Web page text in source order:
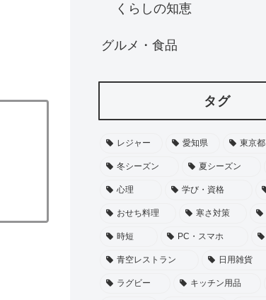
くらしの知恵
グルメ・食品
タグ
レジャー 愛知県 東京都
冬シーズン 夏シーズン
心理 学び・資格
おせち料理 寒さ対策
時短 PC・スマホ
青空レストラン 日用雑貨
ラグビー キッチン用品